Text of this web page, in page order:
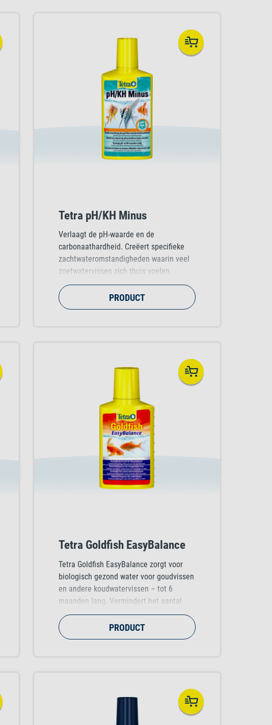
Tetra pH/KH Minus
Verlaagt de pH-waarde en de
carbonaathardheid. Creëert specifieke
zachtwateromstandigheden waarin veel
zoetwatervissen zich thuis voelen.
PRODUCT
Tetra Goldfish EasyBalance
Tetra Goldfish EasyBalance zorgt voor
biologisch gezond water voor goudvissen
en andere koudwatervissen – tot 6
maanden lang. Vermindert het aantal
waterverversingen.
PRODUCT